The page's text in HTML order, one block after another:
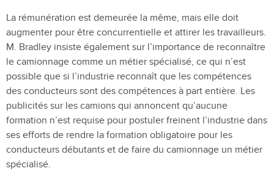
La rémunération est demeurée la même, mais elle doit
augmenter pour être concurrentielle et attirer les travailleurs.
M. Bradley insiste également sur l’importance de reconnaître
le camionnage comme un métier spécialisé, ce qui n’est
possible que si l’industrie reconnaît que les compétences
des conducteurs sont des compétences à part entière. Les
publicités sur les camions qui annoncent qu’aucune
formation n’est requise pour postuler freinent l’industrie dans
ses efforts de rendre la formation obligatoire pour les
conducteurs débutants et de faire du camionnage un métier
spécialisé.